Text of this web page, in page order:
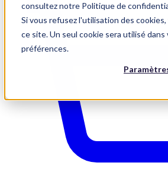
consultez notre Politique de
Si vous refusez l'utilisation des
ce site. Un seul cookie sera utilisé
préférences.